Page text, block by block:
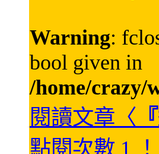
Warning:
bool given in
/home/crazy/
閱讀文章〈
點閱次數 1